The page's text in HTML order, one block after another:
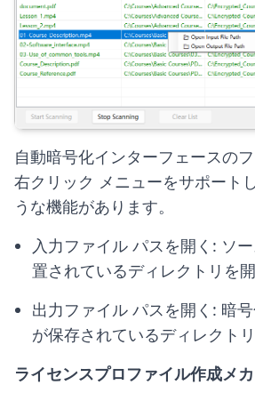
自動暗号化インターフェースの
右クリック メニューをサポート
うな機能があります。
入力ファイル パスを開く: ソ
置されているディレクトリを開
出力ファイル パスを開く: 暗
が保存されているディレクトリ
ライセンスプロファイル作成メ